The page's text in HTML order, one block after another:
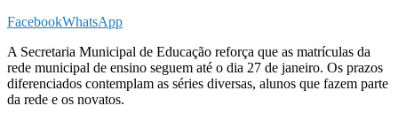
FacebookWhatsApp
A Secretaria Municipal de Educação reforça que as matrículas da
rede municipal de ensino seguem até o dia 27 de janeiro. Os prazos
diferenciados contemplam as séries diversas, alunos que fazem parte
da rede e os novatos.